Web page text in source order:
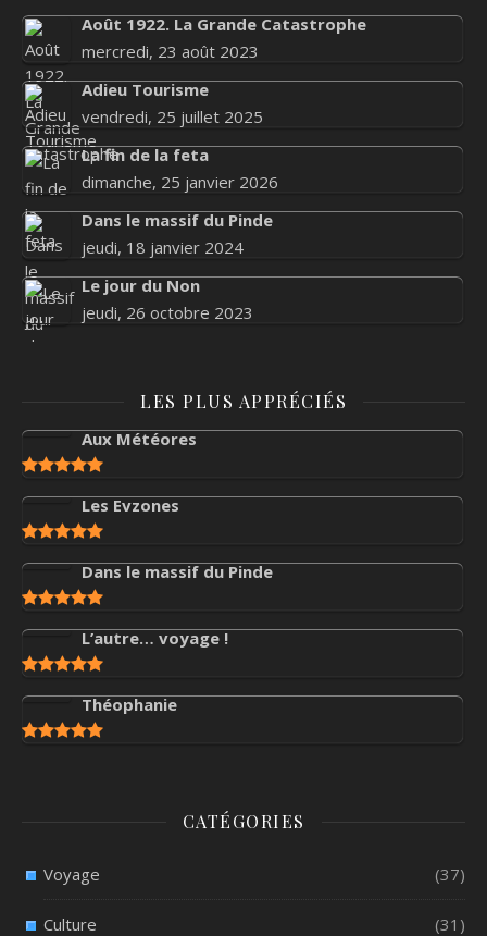
Août 1922. La Grande Catastrophe
mercredi, 23 août 2023
Adieu Tourisme
vendredi, 25 juillet 2025
La fin de la feta
dimanche, 25 janvier 2026
Dans le massif du Pinde
jeudi, 18 janvier 2024
Le jour du Non
jeudi, 26 octobre 2023
LES PLUS APPRÉCIÉS
Aux Météores
Les Evzones
Dans le massif du Pinde
L’autre… voyage !
Théophanie
CATÉGORIES
Voyage (37)
Culture (31)